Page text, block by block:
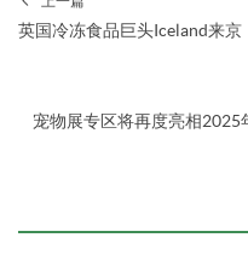
英国冷冻食品巨头Iceland来京
宠物展专区将再度亮相